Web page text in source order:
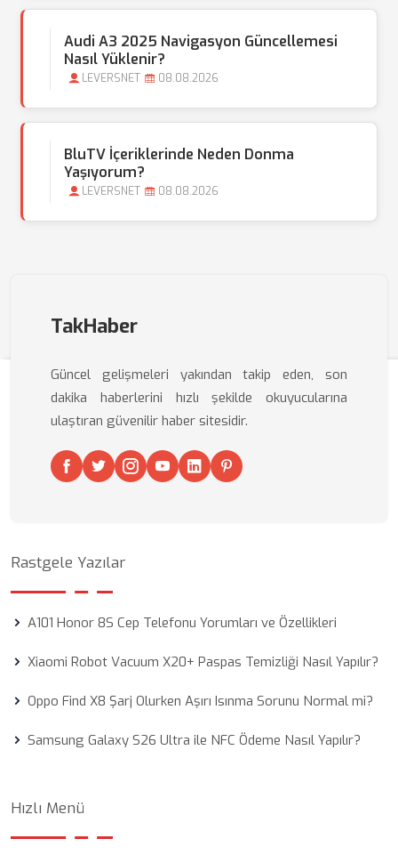
Audi A3 2025 Navigasyon Güncellemesi
Nasıl Yüklenir?
LEVERSNET 08.08.2026
BluTV İçeriklerinde Neden Donma
Yaşıyorum?
LEVERSNET 08.08.2026
TakHaber
Güncel gelişmeleri yakından takip eden, son
dakika haberlerini hızlı şekilde okuyucularına
ulaştıran güvenilir haber sitesidir.
Rastgele Yazılar
A101 Honor 8S Cep Telefonu Yorumları ve Özellikleri
Xiaomi Robot Vacuum X20+ Paspas Temizliği Nasıl Yapılır?
Oppo Find X8 Şarj Olurken Aşırı Isınma Sorunu Normal mi?
Samsung Galaxy S26 Ultra ile NFC Ödeme Nasıl Yapılır?
Hızlı Menü